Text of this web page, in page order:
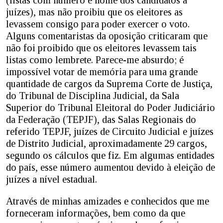
juízes), mas não proibiu que os eleitores as
levassem consigo para poder exercer o voto.
Alguns comentaristas da oposição criticaram que
não foi proibido que os eleitores levassem tais
listas como lembrete. Parece-me absurdo; é
impossível votar de memória para uma grande
quantidade de cargos da Suprema Corte de Justiça,
do Tribunal de Disciplina Judicial, da Sala
Superior do Tribunal Eleitoral do Poder Judiciário
da Federação (TEPJF), das Salas Regionais do
referido TEPJF, juízes de Circuito Judicial e juízes
de Distrito Judicial, aproximadamente 29 cargos,
segundo os cálculos que fiz. Em algumas entidades
do país, esse número aumentou devido à eleição de
juízes a nível estadual.
Através de minhas amizades e conhecidos que me
forneceram informações, bem como da que